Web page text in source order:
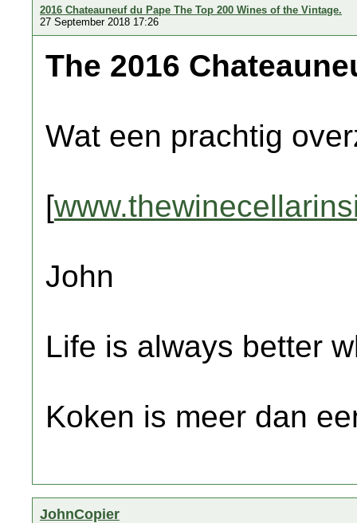
2016 Chateauneuf du Pape The Top 200 Wines of the Vintage.
27 September 2018 17:26
The 2016
Wat een prachtig
[
John
Life is always better
Koken is meer dan
JohnCopier